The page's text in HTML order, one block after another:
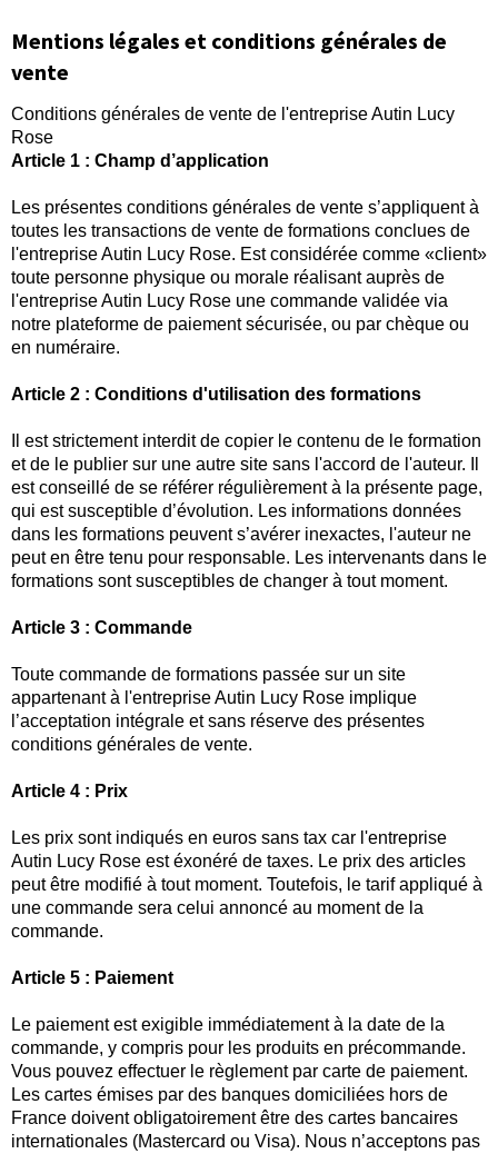
Mentions légales et conditions générales de
vente
Conditions générales de vente de l'entreprise Autin Lucy
Rose
Article 1 : Champ d’application
Les présentes conditions générales de vente s’appliquent à
toutes les transactions de vente de formations conclues de
l'entreprise Autin Lucy Rose. Est considérée comme «client»
toute personne physique ou morale réalisant auprès de
l'entreprise Autin Lucy Rose une commande validée via
notre plateforme de paiement sécurisée, ou par chèque ou
en numéraire.
Article 2 : Conditions d'utilisation des formations
Il est strictement interdit de copier le contenu de le formation
et de le publier sur une autre site sans l'accord de l'auteur. Il
est conseillé de se référer régulièrement à la présente page,
qui est susceptible d’évolution. Les informations données
dans les formations peuvent s’avérer inexactes, l'auteur ne
peut en être tenu pour responsable. Les intervenants dans le
formations sont susceptibles de changer à tout moment.
Article 3 : Commande
Toute commande de formations passée sur un site
appartenant à l'entreprise Autin Lucy Rose implique
l’acceptation intégrale et sans réserve des présentes
conditions générales de vente.
Article 4 : Prix
Les prix sont indiqués en euros sans tax car l'entreprise
Autin Lucy Rose est éxonéré de taxes. Le prix des articles
peut être modifié à tout moment. Toutefois, le tarif appliqué à
une commande sera celui annoncé au moment de la
commande.
Article 5 : Paiement
Le paiement est exigible immédiatement à la date de la
commande, y compris pour les produits en précommande.
Vous pouvez effectuer le règlement par carte de paiement.
Les cartes émises par des banques domiciliées hors de
France doivent obligatoirement être des cartes bancaires
internationales (Mastercard ou Visa). Nous n’acceptons pas